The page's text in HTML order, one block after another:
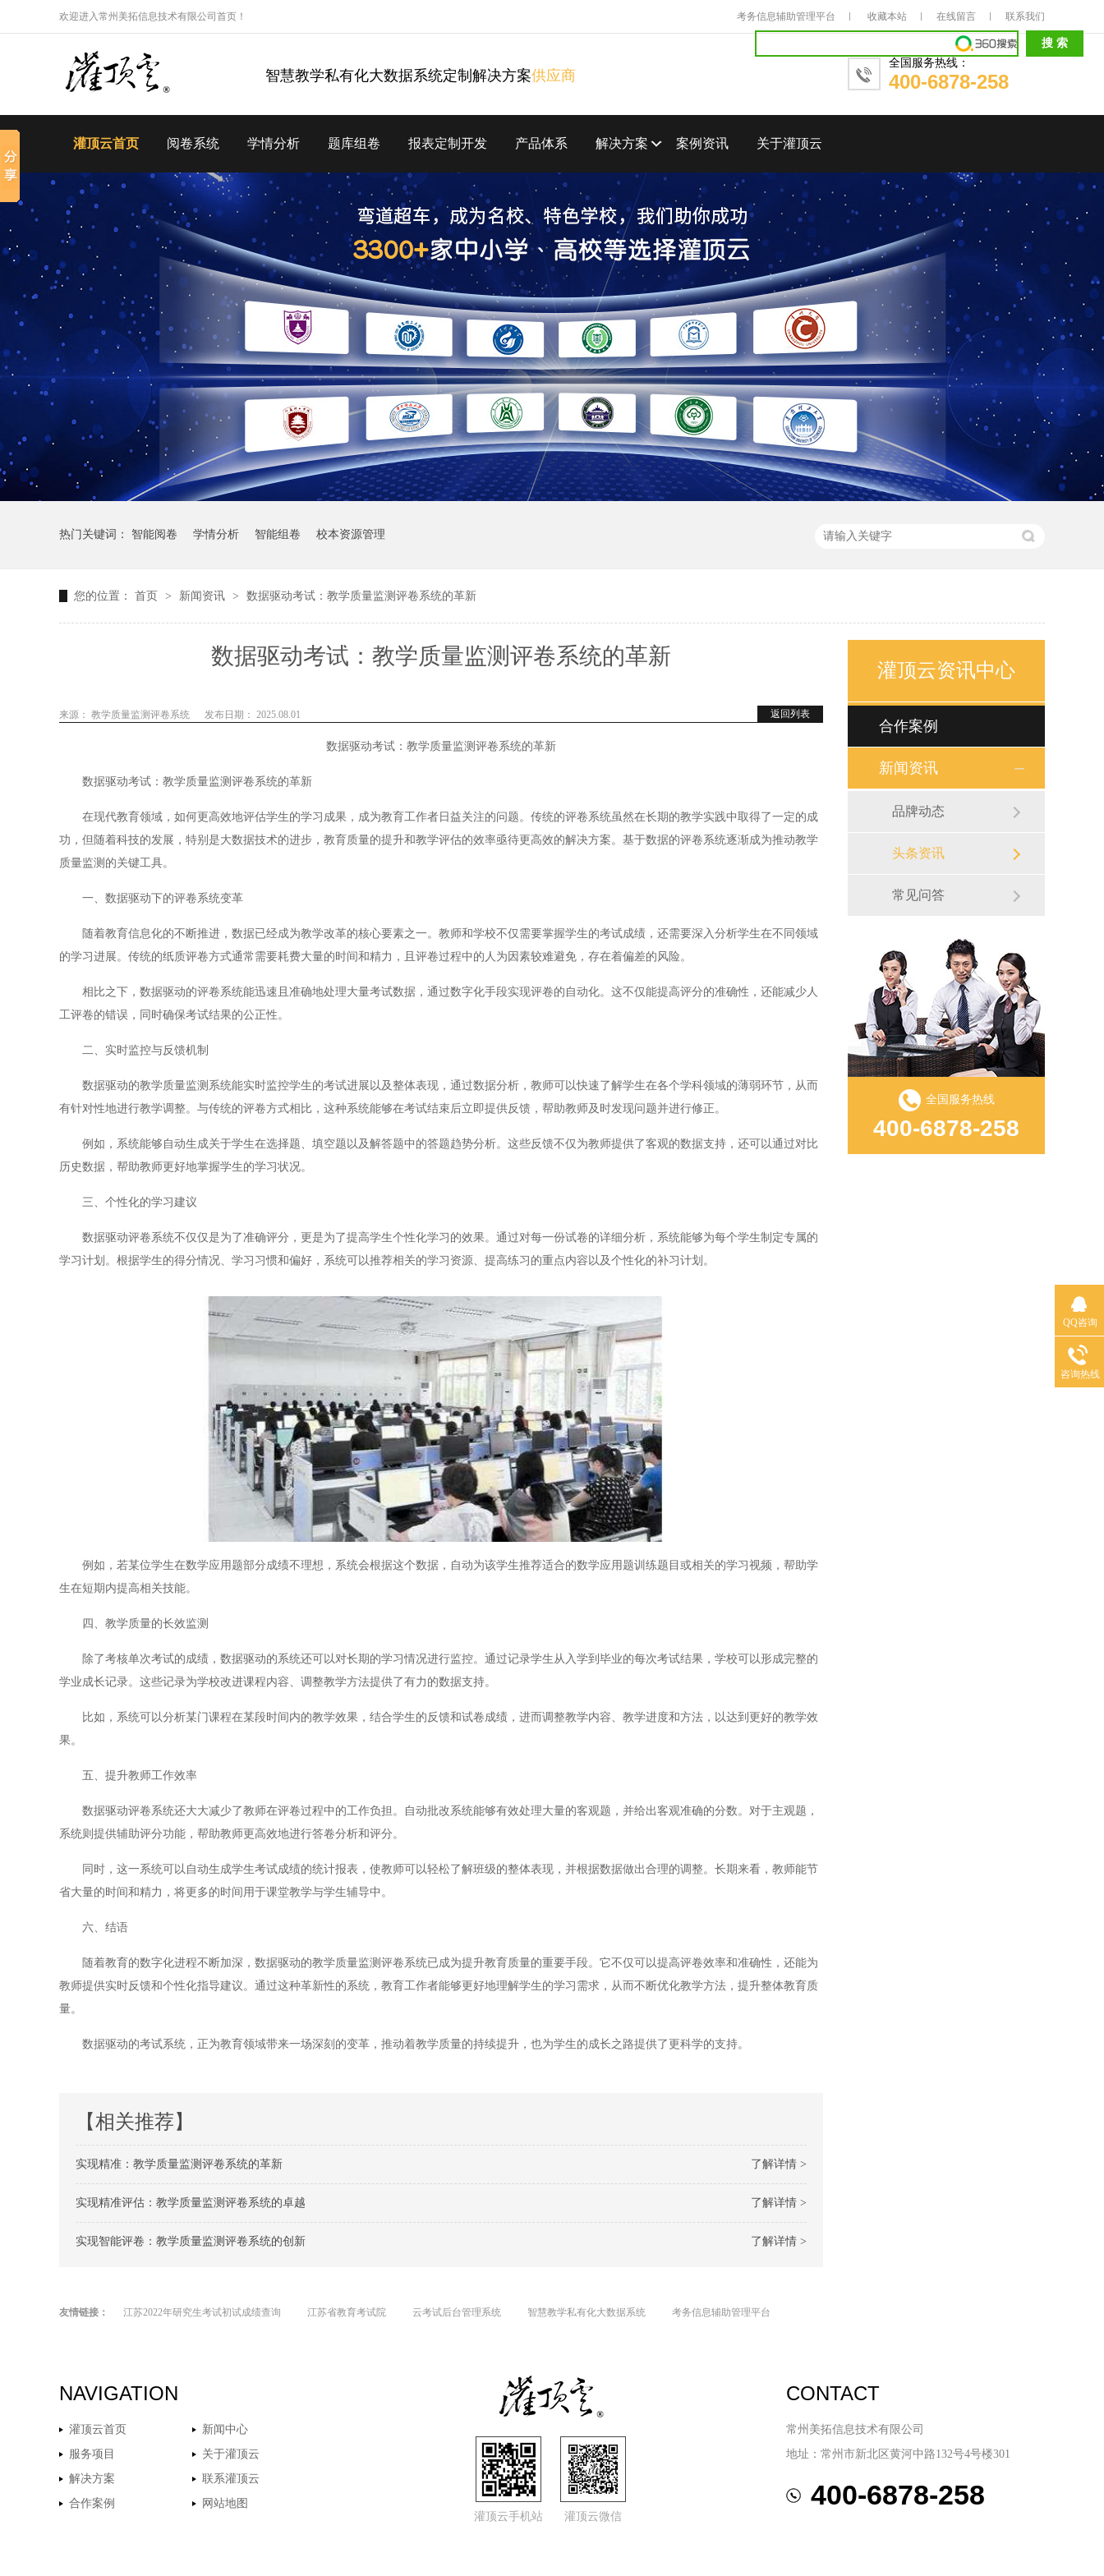
考务信息辅助管理平台 收藏本站 在线留言 联系我们
欢迎进入常州美拓信息技术有限公司首页！
智慧教学私有化大数据系统定制解决方案供应商
全国服务热线：
400-6878-258
灌顶云首页 阅卷系统 学情分析 题库组卷 报表定制开发 产品体系 解决方案 案例资讯 关于灌顶云
热门关键词： 智能阅卷 学情分析 智能组卷 校本资源管理
您的位置： 首页 > 新闻资讯 > 数据驱动考试：教学质量监测评卷系统的革新
数据驱动考试：教学质量监测评卷系统的革新
返回列表
来源： 教学质量监测评卷系统 发布日期： 2025.08.01
数据驱动考试：教学质量监测评卷系统的革新
数据驱动考试：教学质量监测评卷系统的革新
在现代教育领域，如何更高效地评估学生的学习成果，成为教育工作者日益关注的问题。传统的评卷系统虽然在长期的教学实践中取得了一定的成
功，但随着科技的发展，特别是大数据技术的进步，教育质量的提升和教学评估的效率亟待更高效的解决方案。基于数据的评卷系统逐渐成为推动教学
质量监测的关键工具。
一、数据驱动下的评卷系统变革
随着教育信息化的不断推进，数据已经成为教学改革的核心要素之一。教师和学校不仅需要掌握学生的考试成绩，还需要深入分析学生在不同领域
的学习进展。传统的纸质评卷方式通常需要耗费大量的时间和精力，且评卷过程中的人为因素较难避免，存在着偏差的风险。
相比之下，数据驱动的评卷系统能迅速且准确地处理大量考试数据，通过数字化手段实现评卷的自动化。这不仅能提高评分的准确性，还能减少人
工评卷的错误，同时确保考试结果的公正性。
二、实时监控与反馈机制
数据驱动的教学质量监测系统能实时监控学生的考试进展以及整体表现，通过数据分析，教师可以快速了解学生在各个学科领域的薄弱环节，从而
有针对性地进行教学调整。与传统的评卷方式相比，这种系统能够在考试结束后立即提供反馈，帮助教师及时发现问题并进行修正。
例如，系统能够自动生成关于学生在选择题、填空题以及解答题中的答题趋势分析。这些反馈不仅为教师提供了客观的数据支持，还可以通过对比
历史数据，帮助教师更好地掌握学生的学习状况。
三、个性化的学习建议
数据驱动评卷系统不仅仅是为了准确评分，更是为了提高学生个性化学习的效果。通过对每一份试卷的详细分析，系统能够为每个学生制定专属的
学习计划。根据学生的得分情况、学习习惯和偏好，系统可以推荐相关的学习资源、提高练习的重点内容以及个性化的补习计划。
例如，若某位学生在数学应用题部分成绩不理想，系统会根据这个数据，自动为该学生推荐适合的数学应用题训练题目或相关的学习视频，帮助学
生在短期内提高相关技能。
四、教学质量的长效监测
除了考核单次考试的成绩，数据驱动的系统还可以对长期的学习情况进行监控。通过记录学生从入学到毕业的每次考试结果，学校可以形成完整的
学业成长记录。这些记录为学校改进课程内容、调整教学方法提供了有力的数据支持。
比如，系统可以分析某门课程在某段时间内的教学效果，结合学生的反馈和试卷成绩，进而调整教学内容、教学进度和方法，以达到更好的教学效
果。
五、提升教师工作效率
数据驱动评卷系统还大大减少了教师在评卷过程中的工作负担。自动批改系统能够有效处理大量的客观题，并给出客观准确的分数。对于主观题，
系统则提供辅助评分功能，帮助教师更高效地进行答卷分析和评分。
同时，这一系统可以自动生成学生考试成绩的统计报表，使教师可以轻松了解班级的整体表现，并根据数据做出合理的调整。长期来看，教师能节
省大量的时间和精力，将更多的时间用于课堂教学与学生辅导中。
六、结语
随着教育的数字化进程不断加深，数据驱动的教学质量监测评卷系统已成为提升教育质量的重要手段。它不仅可以提高评卷效率和准确性，还能为
教师提供实时反馈和个性化指导建议。通过这种革新性的系统，教育工作者能够更好地理解学生的学习需求，从而不断优化教学方法，提升整体教育质
量。
数据驱动的考试系统，正为教育领域带来一场深刻的变革，推动着教学质量的持续提升，也为学生的成长之路提供了更科学的支持。
【相关推荐】
了解详情 >
实现精准：教学质量监测评卷系统的革新
了解详情 >
实现精准评估：教学质量监测评卷系统的卓越
了解详情 >
实现智能评卷：教学质量监测评卷系统的创新
灌顶云资讯中心
合作案例
新闻资讯
品牌动态
头条资讯
常见问答
全国服务热线
400-6878-258
友情链接： 江苏2022年研究生考试初试成绩查询 江苏省教育考试院 云考试后台管理系统 智慧教学私有化大数据系统 考务信息辅助管理平台
NAVIGATION
灌顶云首页
新闻中心
服务项目
关于灌顶云
解决方案
联系灌顶云
合作案例
网站地图
灌顶云手机站
灌顶云微信
CONTACT
常州美拓信息技术有限公司
地址：常州市新北区黄河中路132号4号楼301
400-6878-258
QQ咨询
咨询热线